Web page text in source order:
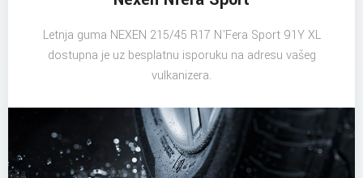
Letnja guma NEXEN 215/45 R17 N'Fera Sport 91Y XL
dostupna je uz besplatnu isporuku na adresu vašeg
vulkanizera.